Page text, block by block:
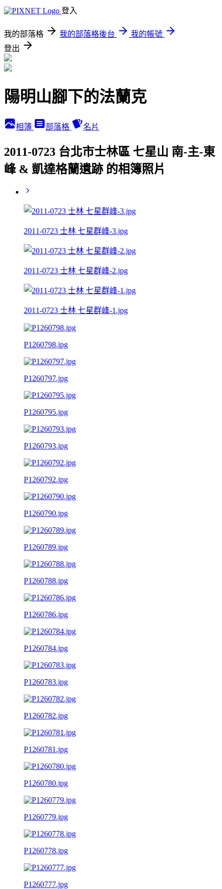
登入
我的部落格 我的部落格後台
我的帳號
登出
陽明山腳下的法蘭克
相簿 部落格 名片
2011-0723 台北市士林區 七星山 南-主-東
峰 & 凱達格蘭遺跡 的相簿照片
2011-0723 士林 七星群峰-3.jpg
2011-0723 士林 七星群峰-2.jpg
2011-0723 士林 七星群峰-1.jpg
P1260798.jpg
P1260797.jpg
P1260795.jpg
P1260793.jpg
P1260792.jpg
P1260790.jpg
P1260789.jpg
P1260788.jpg
P1260786.jpg
P1260784.jpg
P1260783.jpg
P1260782.jpg
P1260781.jpg
P1260780.jpg
P1260779.jpg
P1260778.jpg
P1260777.jpg